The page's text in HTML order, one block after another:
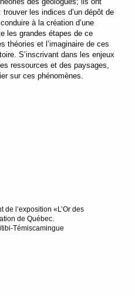
les indices d’un dépôt de
à la création d’une
les grandes étapes de ce
théories et l’imaginaire de ces
S’inscrivant dans les enjeux
ressources et des paysages,
sur ces phénomènes.
l’exposition «L’Or des
de Québec.
Témiscamingue